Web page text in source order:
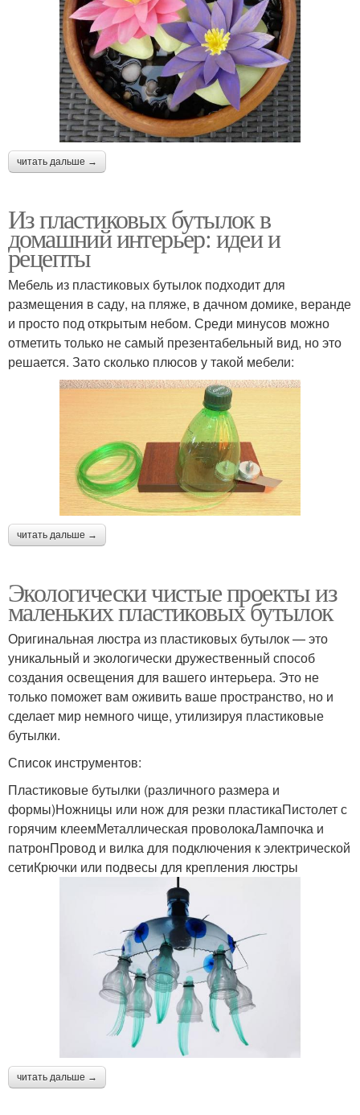
читать дальше →
Из пластиковых бутылок в
домашний интерьер: идеи и
рецепты
Мебель из пластиковых бутылок подходит для
размещения в саду, на пляже, в дачном домике, веранде
и просто под открытым небом. Среди минусов можно
отметить только не самый презентабельный вид, но это
решается. Зато сколько плюсов у такой мебели:
читать дальше →
Экологически чистые проекты из
маленьких пластиковых бутылок
Оригинальная люстра из пластиковых бутылок — это
уникальный и экологически дружественный способ
создания освещения для вашего интерьера. Это не
только поможет вам оживить ваше пространство, но и
сделает мир немного чище, утилизируя пластиковые
бутылки.
Список инструментов:
Пластиковые бутылки (различного размера и
формы)Ножницы или нож для резки пластикаПистолет с
горячим клеемМеталлическая проволокаЛампочка и
патронПровод и вилка для подключения к электрической
сетиКрючки или подвесы для крепления люстры
читать дальше →